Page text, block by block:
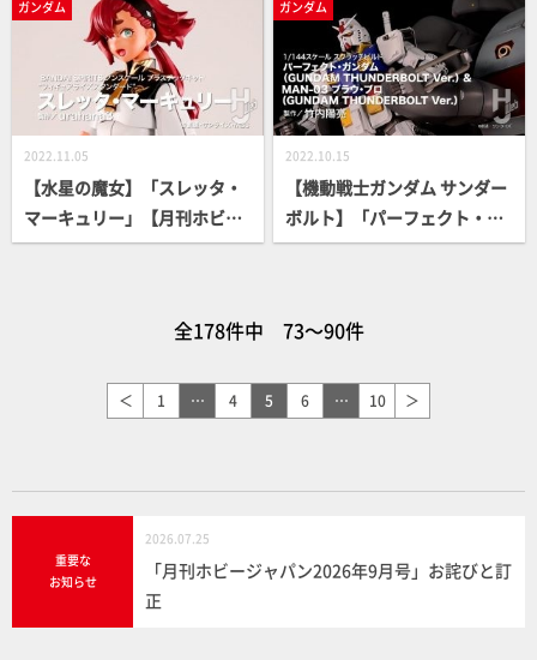
号】
ガンダム
2022.11.05
【水星の魔女】「スレッタ・
マーキュリー」【月刊ホビー
ジャパン12月号】
ガンダム
2022.10.15
【機動戦士ガンダム サンダー
ボルト】「パーフェクト・ガ
ンダム（THUNDERBOLT Ve
ージャパン11月号】
全178件中 73～90件
＜ 1 … 4 5 6 … 10 ＞
重要な
お知らせ
2026.07.25
「月刊ホビージャパン2026年9月号」お詫びと訂
正